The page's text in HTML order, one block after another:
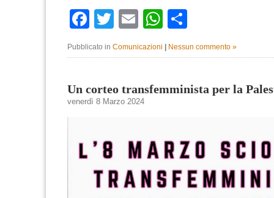
Facebook
TwitterEmailWhatsApp
Pubblicato in Comunicazioni Nessun commento »
Un corteo transfemminista per la
venerdì 8 Marzo 2024